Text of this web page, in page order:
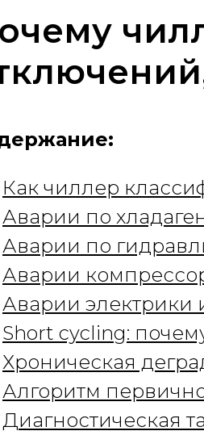
Как чиллер
Аварии по
Аварии по
Аварии
Аварии электрики
Short cycling:
Хроническая
Алгоритм
Диагностическая